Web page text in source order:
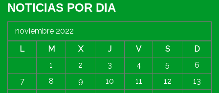
NOTICIAS POR DIA
noviembre 2022
L
M X J V S
D
1
2 3 4 5
6
7
8 9 10 11 12
13